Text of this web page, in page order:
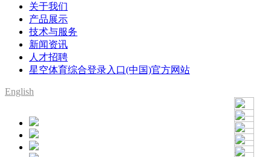
关于我们
产品展示
技术与服务
新闻资讯
人才招聘
星空体育综合登录入口(中国)官方网站
English
YAMAHA代理